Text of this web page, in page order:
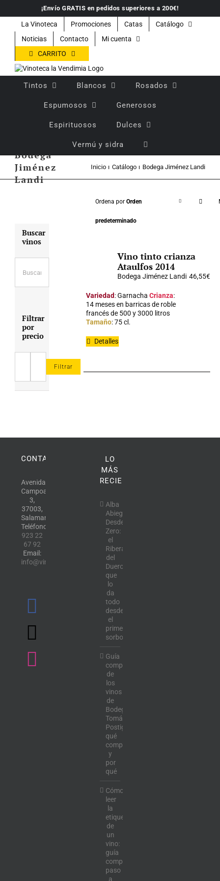
contenido
¡Envío GRATIS en pedidos superiores a 200€!
La Vinoteca Promociones Catas
Catálogo
Noticias
Contacto
Mi cuenta
CARRITO
Tintos Blancos Rosados
Espumosos Generosos
Espirituosos Dulces
Vermú y sidra
Bodega
Jiménez
Landi
Inicio Catálogo Bodega Jiménez Landi
Ordena por Orden
predeterminado
Vino tinto crianza
Ataulfos 2014
Bodega Jiménez Landi 46,55€
Variedad: Garnacha Crianza:
14 meses en barricas de roble
francés de 500 y 3000 litros
Tamaño: 75 cl.
Detalles
Buscar
vinos
Filtrar
por
precio
mínimo
máximo
Filtrar
CONTACTO
Avenida
Campoamor,
3,
37003,
Salamanca.
Teléfono:
923 22
67 92
Email:
info@vinotecalavendimia.es
LO
MÁS
RECIENTE
Alba
Abiega
Desde
Zero:
el
Ribera
del
Duero
que
lo
da
todo
desde
el
primer
sorbo
Guía
completa
de
los
vinos
de
Bodega
Tomás
Postigo:
qué
comprar
y
por
qué
Cómo
leer
la
etiqueta
de
un
vino:
guía
completa
paso
a